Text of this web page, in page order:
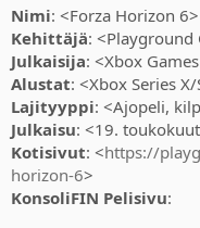
j
a
Nimi: <Forza Horizon 6>
Kehittäjä: <Playground
Julkaisija: <Xbox
Alustat: <Xbox Series X/
Lajityyppi: <Ajopeli,
Julkaisu: <19.
Kotisivut: <https://
horizon-6>
KonsoliFIN Pelisivu: